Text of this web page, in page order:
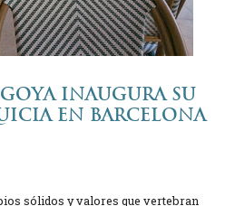
INAUGURA SU
EN BARCELONA
sólidos y valores que vertebran